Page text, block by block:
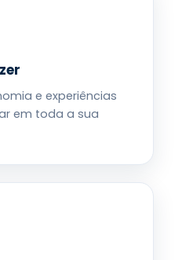
e experiências
em toda a sua